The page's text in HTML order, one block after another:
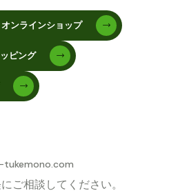
オンラインショップ
ピング
ご相談してください。